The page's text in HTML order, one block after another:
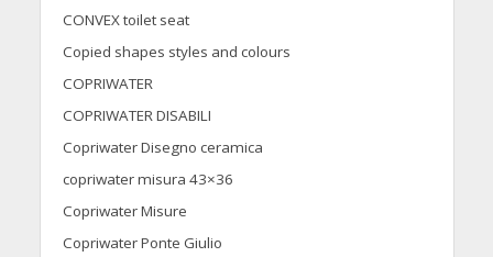
CONVEX toilet seat
Copied shapes styles and colours
COPRIWATER
COPRIWATER DISABILI
Copriwater Disegno ceramica
copriwater misura 43×36
Copriwater Misure
Copriwater Ponte Giulio